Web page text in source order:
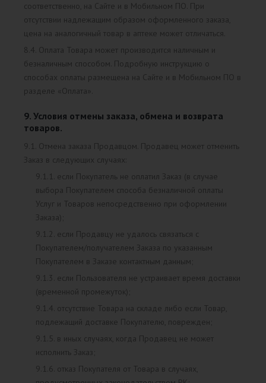
соответственно, на Сайте и в Мобильном ПО. При
отсутствии надлежащим образом оформленного заказа,
цена на аналогичный товар в аптеке может отличаться.
8.4. Оплата Товара может производится наличным и
безналичным способом. Подробную инструкцию о
способах оплаты размещена на Сайте и в Мобильном ПО в
разделе «Оплата».
9. Условия отмены заказа, обмена и возврата
товаров.
9.1. Отмена заказа Продавцом. Продавец может отменить
Заказ в следующих случаях:
9.1.1. если Покупатель не оплатил Заказ (в случае
выбора Покупателем способа безналичной оплаты
Услуг и Товаров непосредственно при оформлении
Заказа);
9.1.2. если Продавцу не удалось связаться с
Покупателем/получателем Заказа по указанным
Покупателем в Заказе контактным данным;
9.1.3. если Пользователя не устраивает время доставки
(временной промежуток);
9.1.4. отсутствие Товара на складе либо если Товар,
подлежащий доставке Покупателю, поврежден;
9.1.5. в иных случаях, когда Продавец не может
исполнить Заказ;
9.1.6. отказ Покупателя от Товара в случаях,